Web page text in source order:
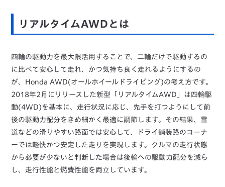
リアルタイムAWDとは
四輪の駆動力を最大限活用することで、二輪だけで駆動するの
に比べて安心して走れ、かつ気持ち良く走れるようにするの
が、Honda AWD(オールホイールドライビング)の考え方です。
2018年2月にリリースした新型「リアルタイムAWD」は四輪駆
動(4WD)を基本に、走行状況に応じ、先手を打つようにして前
後の駆動力配分をきめ細かく最適に調節します。その結果、雪
道などの滑りやすい路面では安心して、ドライ舗装路のコーナ
ーでは軽快かつ安定した走りを実現します。クルマの走行状態
から必要が少ないと判断した場合は後輪への駆動力配分を減ら
し、走行性能と燃費性能を両立しています。